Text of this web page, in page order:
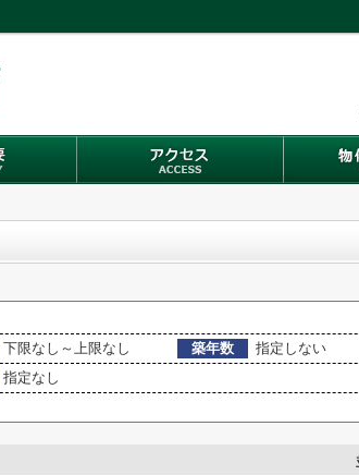
下限なし～上限なし 築年数
指定しない
指定なし